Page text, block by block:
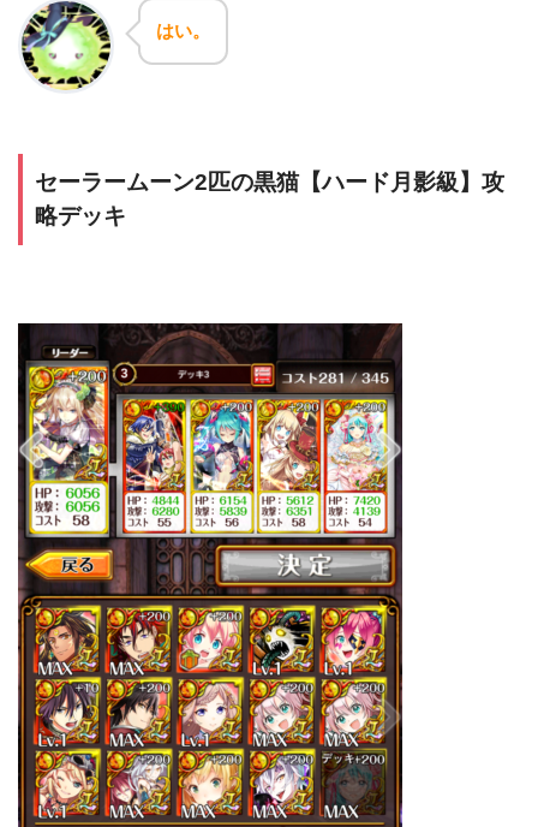
はい。
セーラームーン2匹の黒猫【ハード月影級】攻
略デッキ